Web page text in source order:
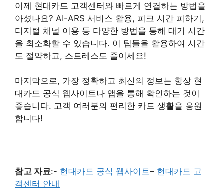
이제 현대카드 고객센터와 빠르게 연결하는 방법을
아셨나요? AI-ARS 서비스 활용, 피크 시간 피하기,
디지털 채널 이용 등 다양한 방법을 통해 대기 시간
을 최소화할 수 있습니다. 이 팁들을 활용하여 시간
도 절약하고, 스트레스도 줄이세요!
마지막으로, 가장 정확하고 최신의 정보는 항상 현
대카드 공식 웹사이트나 앱을 통해 확인하는 것이
좋습니다. 고객 여러분의 편리한 카드 생활을 응원
합니다!
참고 자료:- 현대카드 공식 웹사이트– 현대카드 고
객센터 안내